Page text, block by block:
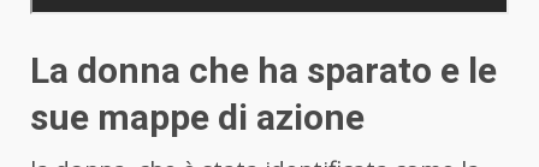
La donna che ha sparato e le
sue mappe di azione